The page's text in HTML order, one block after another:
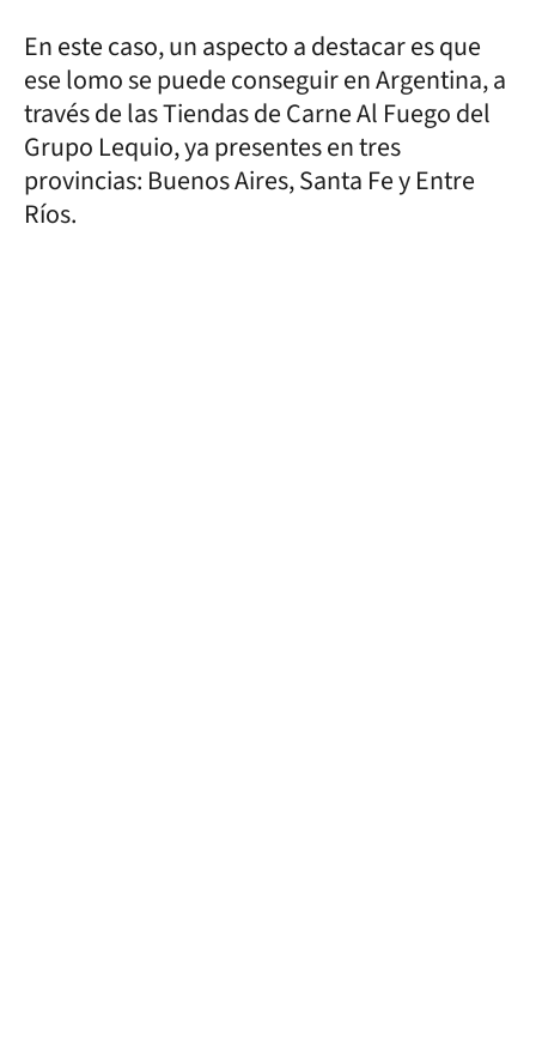
En este caso, un aspecto a destacar es que
ese lomo se puede conseguir en Argentina, a
través de las Tiendas de Carne Al Fuego del
Grupo Lequio, ya presentes en tres
provincias: Buenos Aires, Santa Fe y Entre
Ríos.